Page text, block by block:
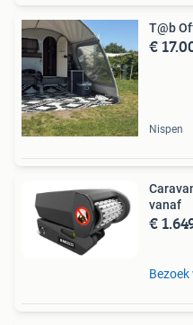
T@b
€
Nispen
vanaf
€